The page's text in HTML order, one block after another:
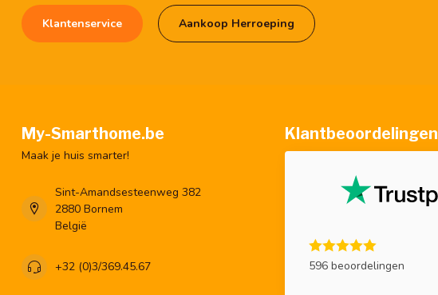
Klantenservice Aankoop Herroeping
My-Smarthome.be
Maak je huis smarter!
Sint-Amandsesteenweg 382
2880 Bornem
België
+32 (0)3/369.45.67
Klantbeoordelingen
596 beoordelingen